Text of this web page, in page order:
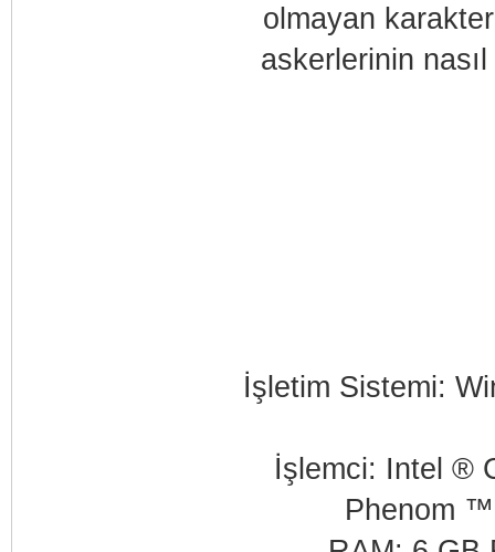
olmayan
askerlerinin
İşletim Sistemi:
İşlemci: Intel ®
Phenom